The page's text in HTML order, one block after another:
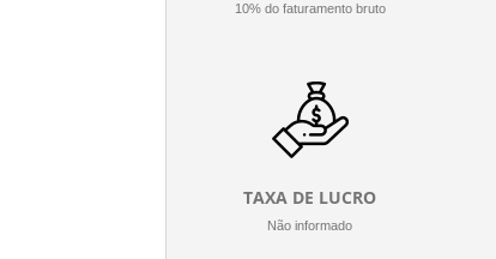
10% do faturamento bruto
TAXA DE LUCRO
Não informado